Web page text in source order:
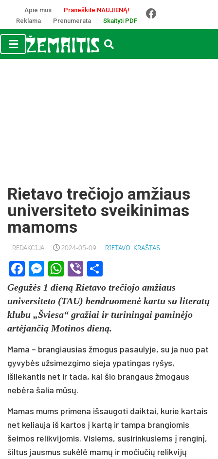
Apie mus
Praneškite NAUJIENĄ!
Reklama
Prenumerata Skaityti PDF
Rietavo trečiojo amžiaus
universiteto sveikinimas
mamoms
REDAKCIJA 2024-05-09 RIETAVO KRAŠTAS
Facebook
Messenger
WhatsApp
Viber
Gegužės 1 dieną Rietavo trečiojo amžiaus
universiteto (TAU) bendruomenė kartu su literatų
klubu „Šviesa“ gražiai ir turiningai paminėjo
artėjančią Motinos dieną.
Mama – brangiausias žmogus pasaulyje, su ja nuo pat
gyvybės užsimezgimo sieja ypatingas ryšys,
išliekantis net ir tada, kai šio brangaus žmogaus
nebėra šalia mūsų.
Mamas mums primena išsaugoti daiktai, kurie kartais
net keliauja iš kartos į kartą ir tampa brangiomis
šeimos relikvijomis. Visiems, susirinkusiems į renginį,
šiltus jausmus sukėlė mamų ir močiučių relikvijų